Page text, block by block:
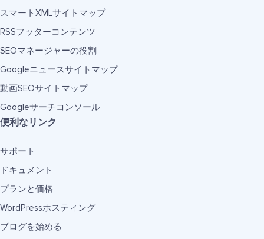
スマートXMLサイトマップ
RSSフッターコンテンツ
SEOマネージャーの役割
Googleニュースサイトマップ
動画SEOサイトマップ
Googleサーチコンソール
便利なリンク
サポート
ドキュメント
プランと価格
WordPressホスティング
ブログを始める